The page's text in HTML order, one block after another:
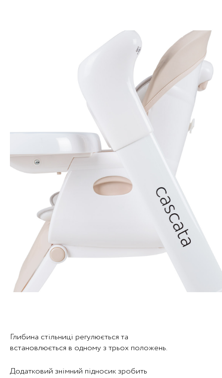
Глибина стільниці регулюється та
встановлюється в одному з трьох положень.
Додатковий знімний підносик зробить